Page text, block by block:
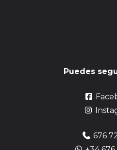
Puedes
676